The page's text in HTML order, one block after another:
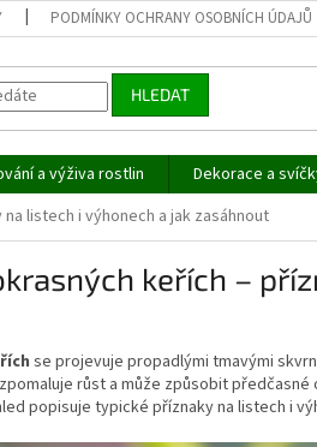
PODMÍNKY OCHRANY OSOBNÍCH ÚDAJŮ
HLEDAT
a výživa rostlin Dekorace a
listech i výhonech a jak zasáhnout
keřích –
se projevuje propadlými tmavými
růst a může způsobit
popisuje typické příznaky na listech i